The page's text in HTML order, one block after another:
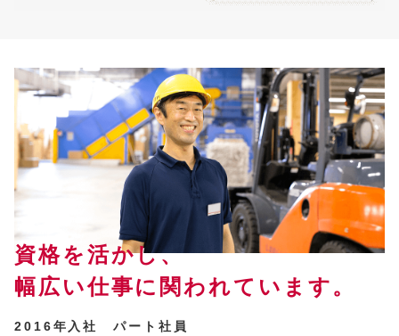
資格を活かし、
幅広い仕事に関われています。
2016年入社 パート社員